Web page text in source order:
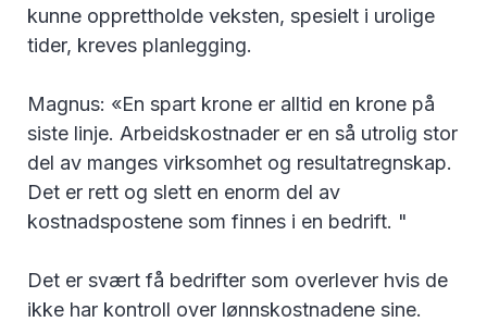
kunne opprettholde veksten, spesielt i urolige
tider, kreves planlegging.
Magnus: «En spart krone er alltid en krone på
siste linje. Arbeidskostnader er en så utrolig stor
del av manges virksomhet og resultatregnskap.
Det er rett og slett en enorm del av
kostnadspostene som finnes i en bedrift. "
Det er svært få bedrifter som overlever hvis de
ikke har kontroll over lønnskostnadene sine.